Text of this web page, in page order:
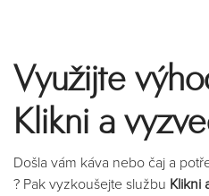
Využijte
Klikni a
Došla vám káva nebo čaj a
? Pak vyzkoušejte službu Klikni